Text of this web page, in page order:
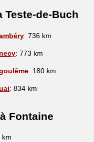
Teste-de-Buch
: 736 km
: 773 km
: 180 km
: 834 km
Fontaine
km